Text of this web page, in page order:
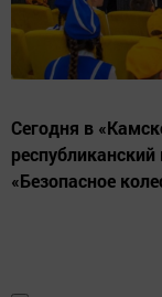
Сегодня в
«Безопасное